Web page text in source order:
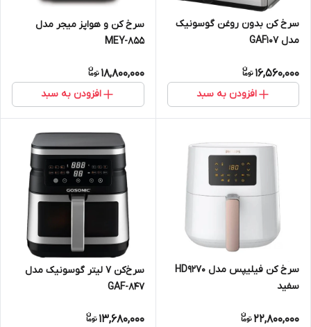
سرخ کن بدون روغن گوسونیک
مدل GAF107
16,560,000
افزودن به سبد
سرخ کن و هواپز میجر مدل
MEY-855
18,800,000
افزودن به سبد
سرخ کن فیلیپس مدل HD9270
سفید
22,800,000
سرخ‌کن 7 لیتر گوسونیک مدل
GAF-847
13,680,000